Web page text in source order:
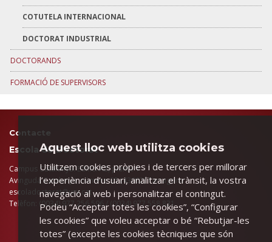
COTUTELA INTERNACIONAL
DOCTORAT INDUSTRIAL
DOCTORANDS
FORMACIÓ DE SUPERVISORS
Contacte
Escola de Doctorat
Campus Catalunya. Edifici A2, planta 1
Avinguda Catalunya, número 35 (43002) Tarragona
​escoladoctorat@urv.cat
Telèfon: (0034) 977 256 596 / (0034) 977 558 831
Aquest lloc web utilitza cookies
Utilitzem cookies pròpies i de tercers per millorar
l’experiència d’usuari, analitzar el trànsit, la vostra
navegació al web i personalitzar el contingut.
Podeu “Acceptar totes les cookies”, “Configurar
les cookies” que voleu acceptar o bé “Rebutjar-les
totes” (excepte les cookies tècniques que són